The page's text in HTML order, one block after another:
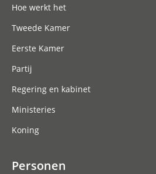
Meld je aan
Hoe werkt het
Tweede Kamer
Eerste Kamer
Partij
Regering en kabinet
Ministeries
Koning
Personen